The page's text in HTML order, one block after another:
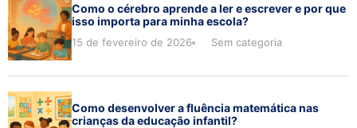
Como o cérebro aprende a ler e escrever e por que
isso importa para minha escola?
15 de fevereiro de 2026 Sem categoria
Como desenvolver a fluência matemática nas
crianças da educação infantil?